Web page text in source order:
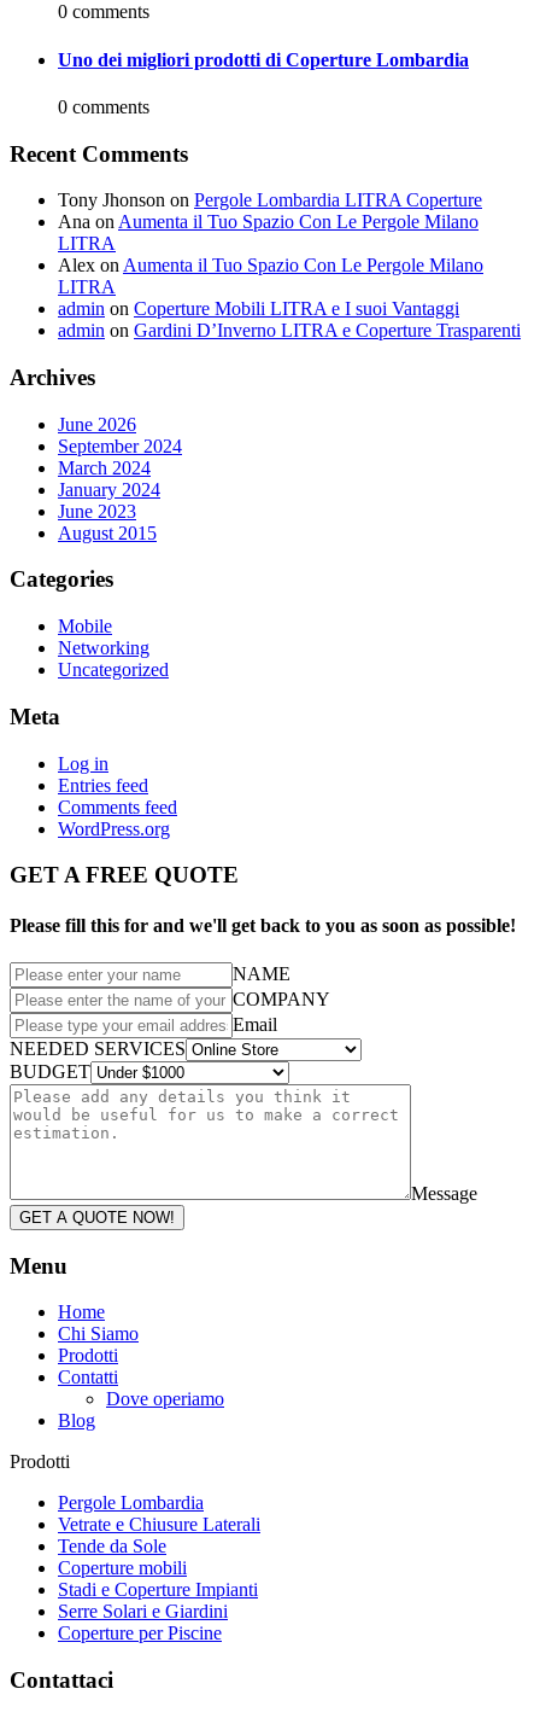
0 comments
Uno dei migliori prodotti di Coperture Lombardia
0 comments
Recent Comments
Tony Jhonson on Pergole Lombardia LITRA Coperture
Ana on Aumenta il Tuo Spazio Con Le Pergole Milano
LITRA
Alex on Aumenta il Tuo Spazio Con Le Pergole Milano
LITRA
admin on Coperture Mobili LITRA e I suoi Vantaggi
admin on Gardini D’Inverno LITRA e Coperture Trasparenti
Archives
June 2026
September 2024
March 2024
January 2024
June 2023
August 2015
Categories
Mobile
Networking
Uncategorized
Meta
Log in
Entries feed
Comments feed
WordPress.org
GET A FREE QUOTE
Please fill this for and we'll get back to you as soon as possible!
NAME
COMPANY
Email
NEEDED SERVICES
BUDGET
Message
GET A QUOTE NOW!
Menu
Home
Chi Siamo
Prodotti
Contatti
Dove operiamo
Blog
Prodotti
Pergole Lombardia
Vetrate e Chiusure Laterali
Tende da Sole
Coperture mobili
Stadi e Coperture Impianti
Serre Solari e Giardini
Coperture per Piscine
Contattaci